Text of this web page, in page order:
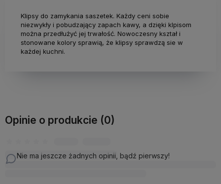
Klipsy do zamykania saszetek. Każdy ceni sobie
niezwykły i pobudzający zapach kawy, a dzięki klpisom
można przedłużyć jej trwałość. Nowoczesny kształ i
stonowane kolory sprawią, że klipsy sprawdzą sie w
każdej kuchni.
Opinie o produkcie (0)
Nie ma jeszcze żadnych opinii, bądź pierwszy!